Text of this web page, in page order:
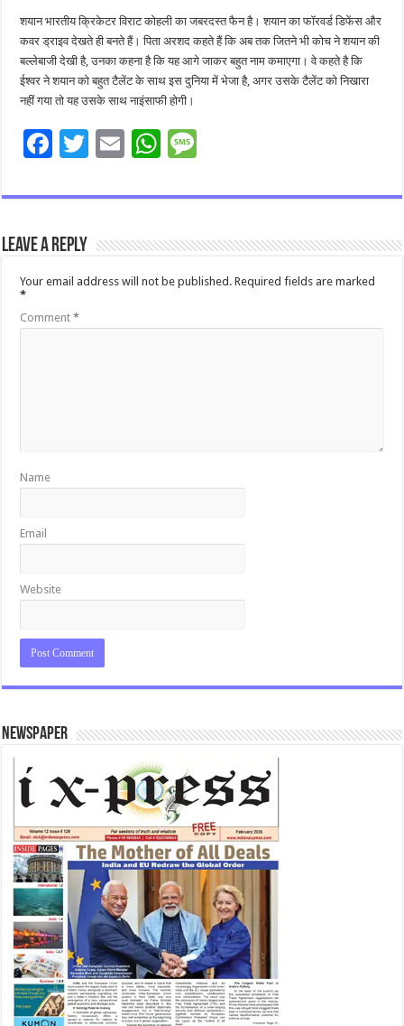
शयान भारतीय क्रिकेटर विराट कोहली का जबरदस्त फैन है। शयान का फॉरवर्ड डिफेंस और
कवर ड्राइव देखते ही बनते हैं। पिता अरशद कहते हैं कि अब तक जितने भी कोच ने शयान की
बल्लेबाजी देखी है, उनका कहना है कि यह आगे जाकर बहुत नाम कमाएगा। वे कहते है कि
ईश्वर ने शयान को बहुत टैलेंट के साथ इस दुनिया में भेजा है, अगर उसके टैलेंट को निखारा
नहीं गया तो यह उसके साथ नाइंसाफी होगी।
F
e
b
o
o
k
T
tt
E
ai
W
at
p
p
sa
e
Leave a Reply
Your email address will not be published. Required fields are marked
*
Comment*
Name
Email
Website
Newspaper